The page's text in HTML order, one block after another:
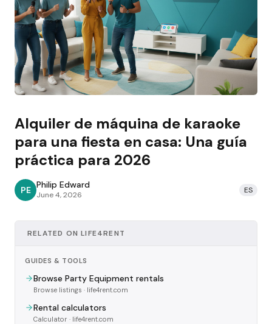
Alquiler de máquina de karaoke
para una fiesta en casa: Una guía
práctica para 2026
PE Philip Edward
June 4, 2026 ES
RELATED ON LIFE4RENT
GUIDES & TOOLS
Browse Party Equipment rentals
Browse listings · life4rent.com
Rental calculators
Calculator · life4rent.com